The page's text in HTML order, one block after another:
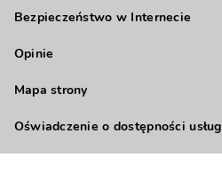
Bezpieczeństwo w Internecie
Opinie
Mapa strony
Oświadczenie o dostępności usług